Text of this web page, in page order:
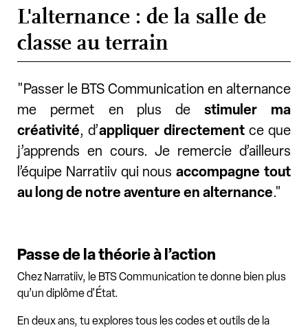
L'alternance : de la salle de
classe au terrain
"Passer le BTS Communication en alternance
me permet en plus destimuler ma
créativité, d’appliquer directement ce que
j’apprends en cours. Je remercie d’ailleurs
l’équipe Narratiiv qui nousaccompagne tout
au long de notre aventure en alternance."
Passe de la théorie à l’action
Chez Narratiiv, le BTS Communication te donne bien plus
qu’un diplôme d'État.
En deux ans, tu explores tous les codes et outils de la